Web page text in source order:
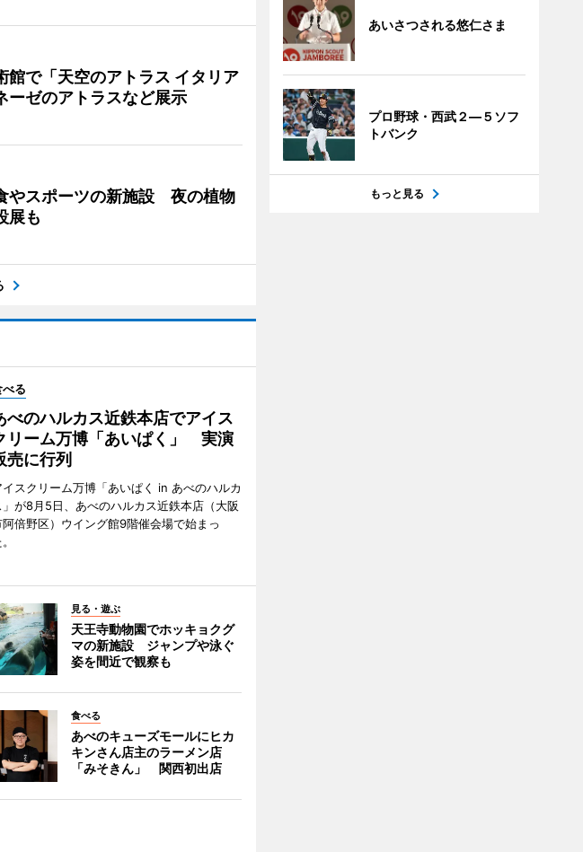
館で「天空のアトラス イタリア
ゼのアトラスなど展示
やスポーツの新施設 夜の植物
展も
べる
べのハルカス近鉄本店でアイス
リーム万博「あいぱく」 実演
売に行列
イスクリーム万博「あいぱく in あべのハルカ
」が8月5日、あべのハルカス近鉄本店（大阪
阿倍野区）ウイング館9階催会場で始まっ
見る・遊ぶ
天王寺動物園でホッキョクグ
マの新施設 ジャンプや泳ぐ
姿を間近で観察も
食べる
あべのキューズモールにヒカ
キンさん店主のラーメン店
「みそきん」 関西初出店
あいさつされる悠仁さま
プロ野球・西武２―５ソフ
トバンク
もっと見る